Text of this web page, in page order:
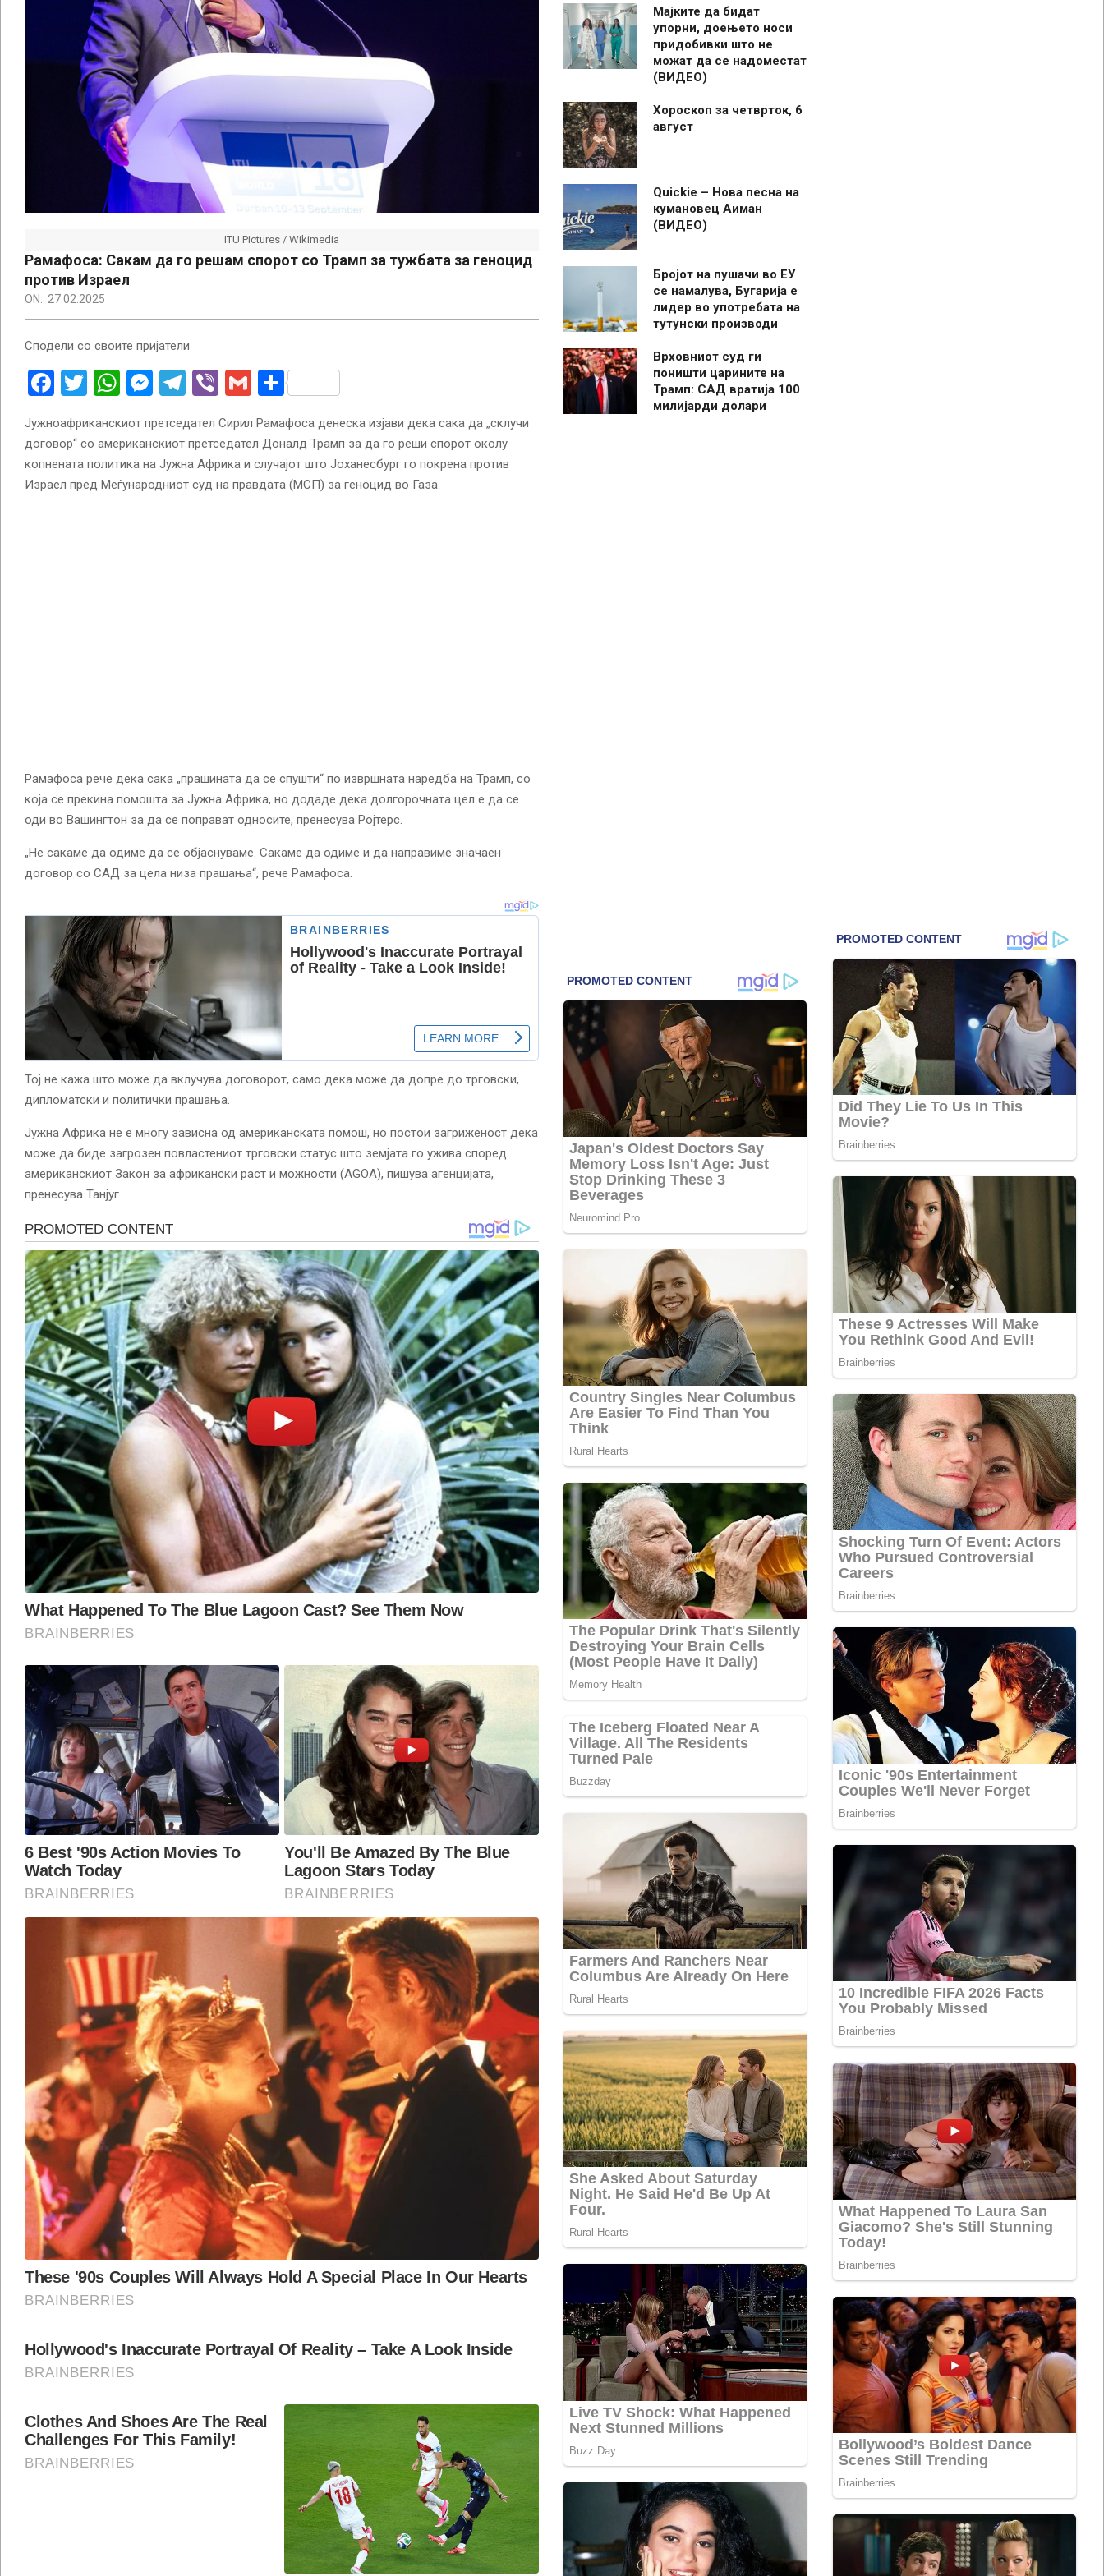
ITU Pictures / Wikimedia
Рамафоса: Сакам да го решам спорот со Трамп за тужбата за геноцид
против Израел
ON: 27.02.2025
Сподели со своите пријатели
Facebook
Twitter
WhatsApp
Messenger
Telegram
ViberGmailShare
Јужноафриканскиот претседател Сирил Рамафоса денеска изјави дека сака да „склучи
договор“ со американскиот претседател Доналд Трамп за да го реши спорот околу
копнената политика на Јужна Африка и случајот што Јоханесбург го покрена против
Израел пред Меѓународниот суд на правдата (МСП) за геноцид во Газа.
Рамафоса рече дека сака „прашината да се спушти“ по извршната наредба на Трамп, со
која се прекина помошта за Јужна Африка, но додаде дека долгорочната цел е да се
оди во Вашингтон за да се поправат односите, пренесува Ројтерс.
„Не сакаме да одиме да се објаснуваме. Сакаме да одиме и да направиме значаен
договор со САД за цела низа прашања“, рече Рамафоса.
Тој не кажа што може да вклучува договорот, само дека може да допре до трговски,
дипломатски и политички прашања.
Јужна Африка не е многу зависна од американската помош, но постои загриженост дека
може да биде загрозен повластениот трговски статус што земјата го ужива според
американскиот Закон за африкански раст и можности (AGOA), пишува агенцијата,
пренесува Танјуг.
Мајките да бидат
упорни, доењето носи
придобивки што не
можат да се надоместат
(ВИДЕО)
Хороскоп за четврток, 6
август
Quickie – Нова песна на
кумановец Аиман
(ВИДЕО)
Бројот на пушачи во ЕУ
се намалува, Бугарија е
лидер во употребата на
тутунски производи
Врховниот суд ги
поништи царините на
Трамп: САД вратија 100
милијарди долари